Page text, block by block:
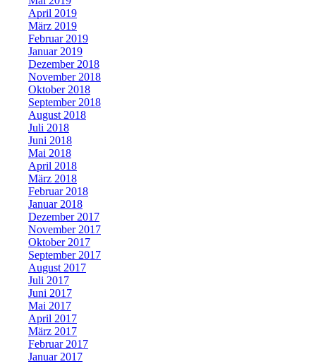
April 2019
März 2019
Februar 2019
Januar 2019
Dezember 2018
November 2018
Oktober 2018
September 2018
August 2018
Juli 2018
Juni 2018
Mai 2018
April 2018
März 2018
Februar 2018
Januar 2018
Dezember 2017
November 2017
Oktober 2017
September 2017
August 2017
Juli 2017
Juni 2017
Mai 2017
April 2017
März 2017
Februar 2017
Januar 2017